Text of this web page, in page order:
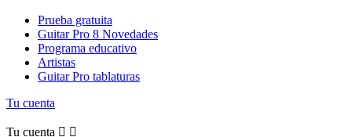
Prueba gratuita
Guitar Pro 8 Novedades
Programa educativo
Artistas
Guitar Pro tablaturas
Tu cuenta
Tu cuenta  